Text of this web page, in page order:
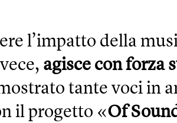
l’impatto della
agisce con forza
tante voci in
il progetto «Of